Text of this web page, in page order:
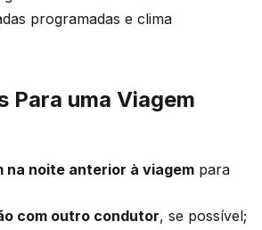
programadas e clima
Para uma Viagem
na noite anterior à viagem para
com outro condutor, se possível;